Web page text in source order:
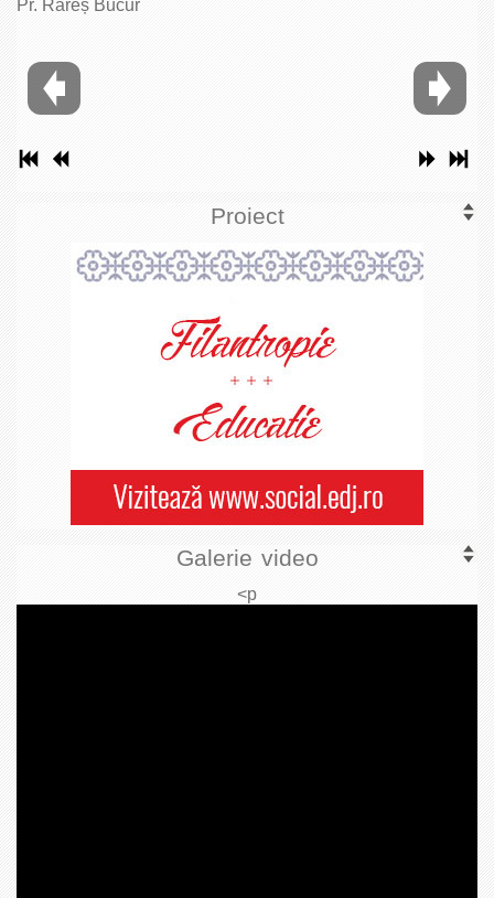
Pr. Rareș Bucur
Proiect
Galerie video
<p